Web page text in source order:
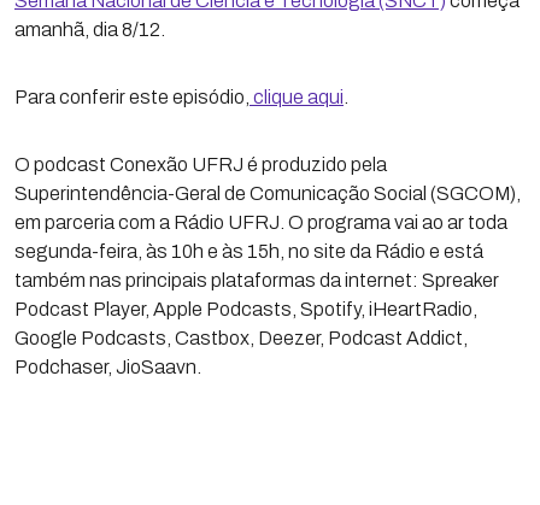
amanhã, dia 8/12.
Para conferir este episódio, clique aqui
O podcast Conexão UFRJ é produzido pela
Superintendência-Geral de Comunicação Social (SGCOM),
em parceria com a Rádio UFRJ. O programa vai ao ar toda
segunda-feira, às 10h e às 15h, no site da Rádio e está
também nas principais plataformas da internet: Spreaker
Podcast Player, Apple Podcasts, Spotify, iHeartRadio,
Google Podcasts, Castbox, Deezer, Podcast Addict,
Podchaser, JioSaavn.